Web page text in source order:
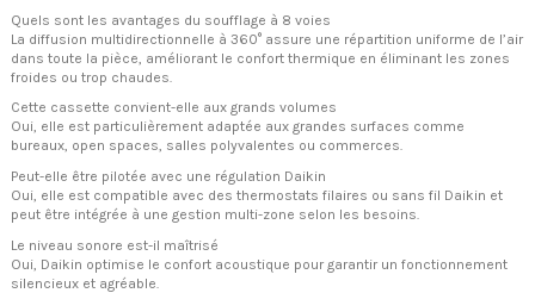
Quels sont les avantages du soufflage à 8 voies
La diffusion multidirectionnelle à 360° assure une répartition uniforme de l’air
dans toute la pièce, améliorant le confort thermique en éliminant les zones
froides ou trop chaudes.
Cette cassette convient-elle aux grands volumes
Oui, elle est particulièrement adaptée aux grandes surfaces comme
bureaux, open spaces, salles polyvalentes ou commerces.
Peut-elle être pilotée avec une régulation Daikin
Oui, elle est compatible avec des thermostats filaires ou sans fil Daikin et
peut être intégrée à une gestion multi-zone selon les besoins.
Le niveau sonore est-il maîtrisé
Oui, Daikin optimise le confort acoustique pour garantir un fonctionnement
silencieux et agréable.